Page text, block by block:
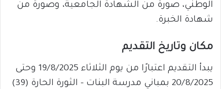
الوطني، صورة من الشهادة الجامعية، وصورة من
شهادة الخبرة.
مكان وتاريخ التقديم
يبدأ التقديم اعتبارًا من يوم الثلاثاء 19/8/2025 وحتى
20/8/2025 بمباني مدرسة البنات – الثورة الحارة (39)